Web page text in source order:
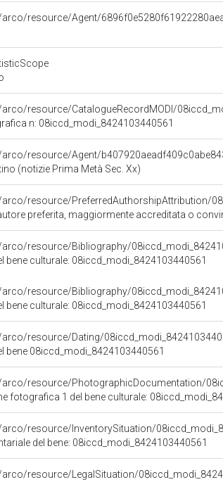
resource/Agent/
resource/CatalogueRecordMODI/
n: 08iccd_modi_8424103440561
resource/Agent/
(notizie Prima Metà Sec. Xx)
resource/PreferredAuthorshipAttribution/
preferita, maggiormente accreditata o
resource/Bibliography/
bene culturale: 08iccd_modi_8424103440561
resource/Bibliography/
bene culturale: 08iccd_modi_8424103440561
resource/Dating/
bene 08iccd_modi_8424103440561
resource/PhotographicDocumentation/
fotografica 1 del bene culturale:
resource/InventorySituation/
del bene: 08iccd_modi_8424103440561
resource/LegalSituation/